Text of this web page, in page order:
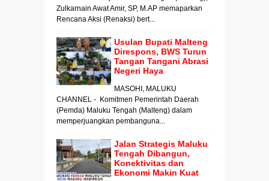
Zulkarnain Awat Amir, SP, M.AP memaparkan
Rencana Aksi (Renaksi) bert...
Usulan Bupati Malteng
Direspons, BWS Turun
Tangan Tangani Abrasi
Negeri Haya
MASOHI, MALUKU
CHANNEL - Komitmen Pemerintah Daerah
(Pemda) Maluku Tengah (Malteng) dalam
memperjuangkan pembanguna...
Jalan Strategis Maluku
Tengah Dibangun,
Konektivitas dan
Ekonomi Makin Kuat